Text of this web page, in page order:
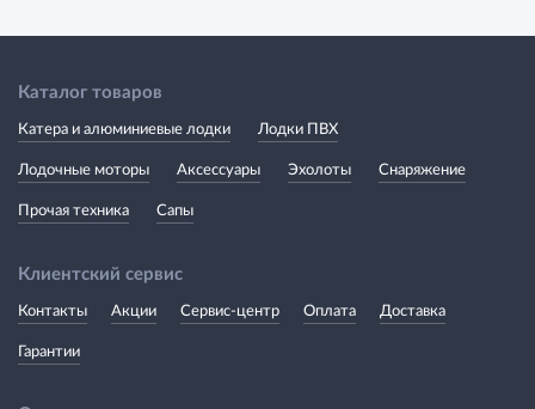
Каталог товаров
Катера и алюминиевые лодки Лодки ПВХ
Лодочные моторы Аксессуары Эхолоты Снаряжение
Прочая техника Сапы
Клиентский сервис
Контакты Акции Сервис-центр Оплата Доставка
Гарантии